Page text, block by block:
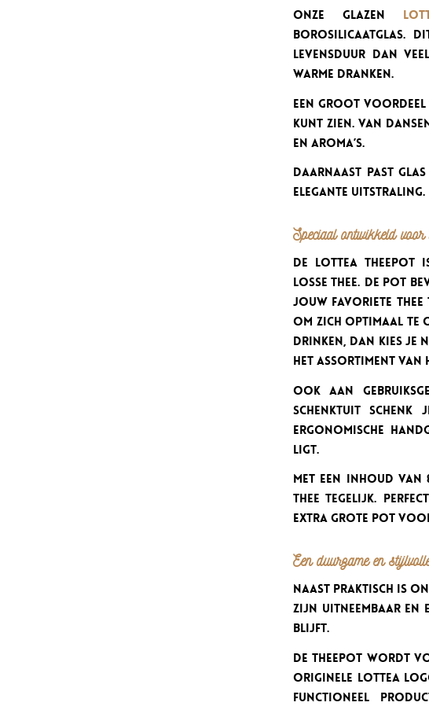
Onze glazen
borosilicaatglas.
levensduur dan
warme dranken.
Een groot voordeel
kunt zien. Van
en aroma’s.
Daarnaast past
elegante uitstraling.
Speciaal ontwikkeld voor
De Lottea Theepot
losse thee. De pot
jouw favoriete thee
om zich optimaal te
drinken, dan kies je
het assortiment van
Ook aan
schenktuit schenk
ergonomische
ligt.
Met een inhoud van
thee tegelijk.
extra grote pot
Een duurzame en
Naast praktisch is
zijn uitneembaar
blijft.
De theepot wordt
originele Lottea
functioneel